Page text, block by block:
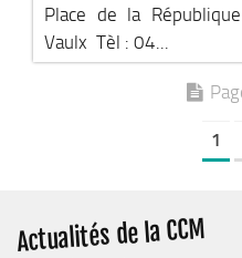
Place de la
Vaulx Tèl : 04...
1
Actualités de la CCM